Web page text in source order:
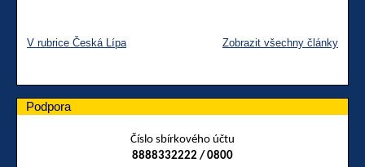
V rubrice Česká Lípa Zobrazit všechny články
Podpora
Číslo sbírkového účtu
8888332222 / 0800